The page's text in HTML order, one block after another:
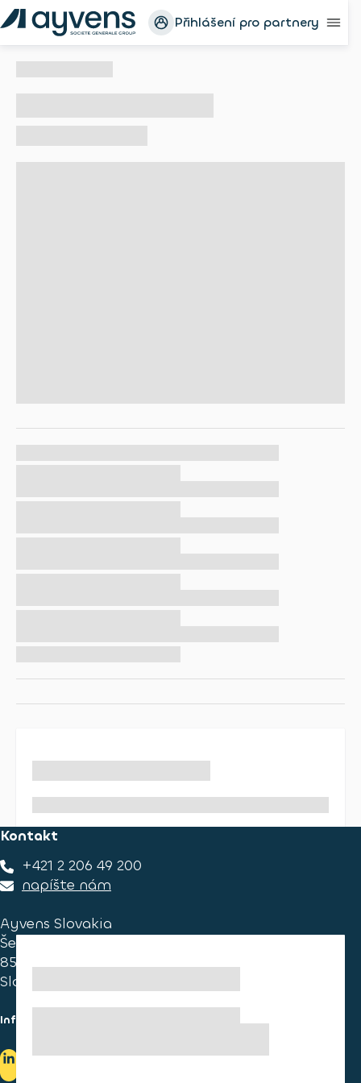
Přihlášení pro partnery
Kontakt
+421 2 206 49 200
napíšte nám
Ayvens Slovakia
Ševčenkova 34
851 01 Bratislava
Slovakia
Informace pro spotřebitele